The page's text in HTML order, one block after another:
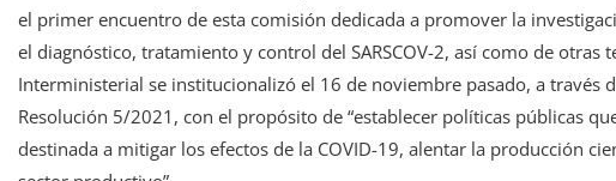
el primer encuentro de esta comisión dedicada a promover la
el diagnóstico, tratamiento y control del SARSCOV-2, así como de otras
Interministerial se institucionalizó el 16 de noviembre pasado, a través
Resolución 5/2021, con el propósito de “establecer políticas públicas
destinada a mitigar los efectos de la COVID-19, alentar la producción